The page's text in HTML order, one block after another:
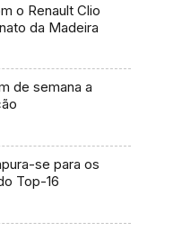
o Renault Clio
da Madeira
de semana a
se para os
Top-16